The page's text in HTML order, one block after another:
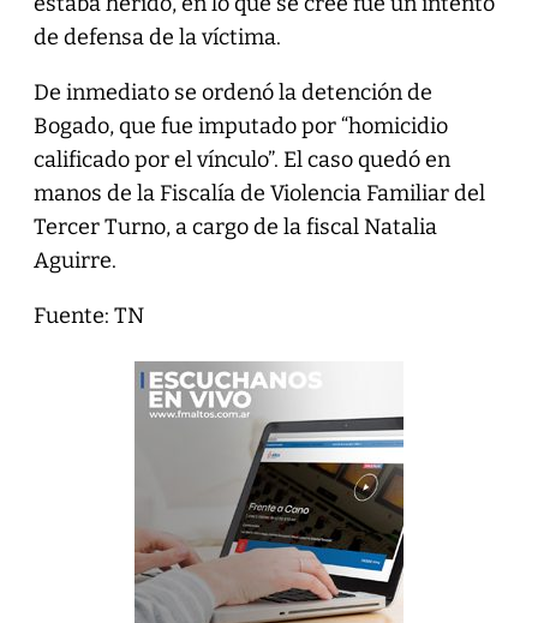
de defensa de la víctima.
De inmediato se ordenó la detención de
Bogado, que fue imputado por “homicidio
calificado por el vínculo”. El caso quedó en
manos de la Fiscalía de Violencia Familiar del
Tercer Turno, a cargo de la fiscal Natalia
Aguirre.
Fuente: TN